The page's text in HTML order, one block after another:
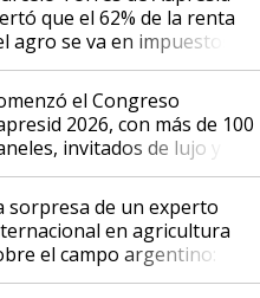
que el 62% de la renta
agro se va en impuestos:
es bueno que en
se sigan discutiendo
mismas cosas de hace 50
el Congreso
2026, con más de 100
invitados de lujo y
las tendencias
sorpresa de un experto
en agricultura
el campo argentino:
muy impresionado"